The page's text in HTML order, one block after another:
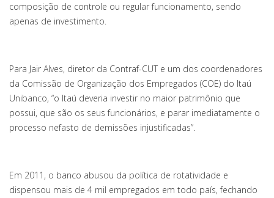
composição de controle ou regular funcionamento, sendo
apenas de investimento.
Para Jair Alves, diretor da Contraf-CUT e um dos coordenadores
da Comissão de Organização dos Empregados (COE) do Itaú
Unibanco, “o Itaú deveria investir no maior patrimônio que
possui, que são os seus funcionários, e parar imediatamente o
processo nefasto de demissões injustificadas”.
Em 2011, o banco abusou da política de rotatividade e
dispensou mais de 4 mil empregados em todo país, fechando